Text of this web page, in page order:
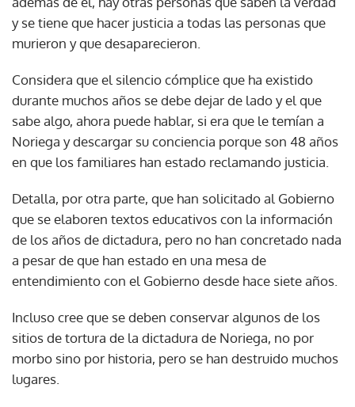
y se tiene que hacer justicia a todas las personas que
murieron y que desaparecieron.
Considera que el silencio cómplice que ha existido
durante muchos años se debe dejar de lado y el que
sabe algo, ahora puede hablar, si era que le temían a
Noriega y descargar su conciencia porque son 48 años
en que los familiares han estado reclamando justicia.
Detalla, por otra parte, que han solicitado al Gobierno
que se elaboren textos educativos con la información
de los años de dictadura, pero no han concretado nada
a pesar de que han estado en una mesa de
entendimiento con el Gobierno desde hace siete años.
Incluso cree que se deben conservar algunos de los
sitios de tortura de la dictadura de Noriega, no por
morbo sino por historia, pero se han destruido muchos
lugares.